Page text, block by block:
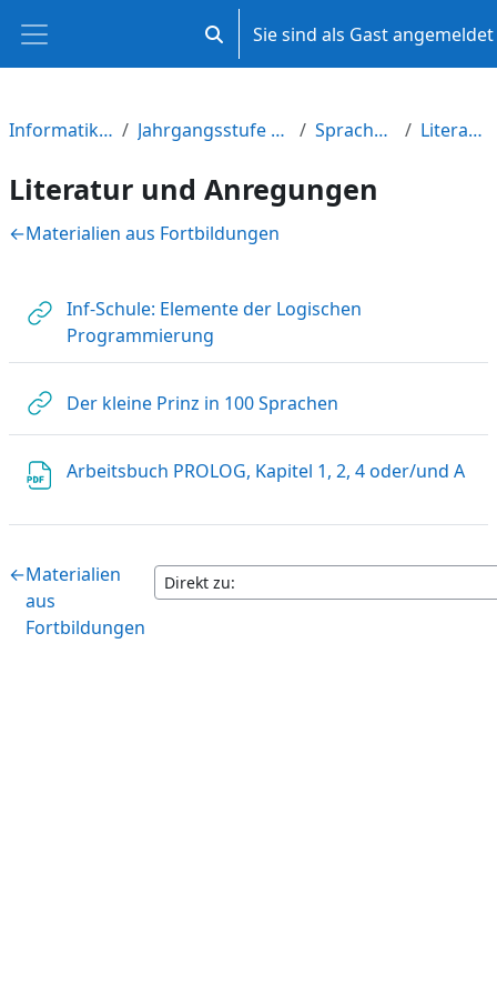
Website-ÜbersichtSucheingabe umschalten
Sie sind als Gast angemeldet
Informatik und Medienbildung M-V Jahrgangsstufe 10 (Einführungsphase am Gymnasium) Sprachen und Sprachkonzepte Literatur und Anregungen
Literatur und Anregungen
Abschnittsübersicht
←Materialien aus Fortbildungen
Inf-Schule: Elemente der Logischen
Programmierung
Der kleine Prinz in 100 Sprachen
Arbeitsbuch PROLOG, Kapitel 1, 2, 4 oder/und A
←Materialien
aus
Fortbildungen